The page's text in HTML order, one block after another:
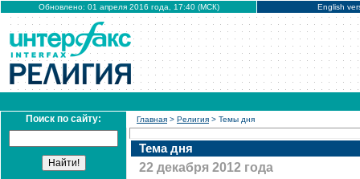
Обновлено: 01 апреля 2016 года, 17:40 (МСК) English
Поиск по сайту: Главная > Религия > Темы дня
Тема дня
22 декабря 2012 года